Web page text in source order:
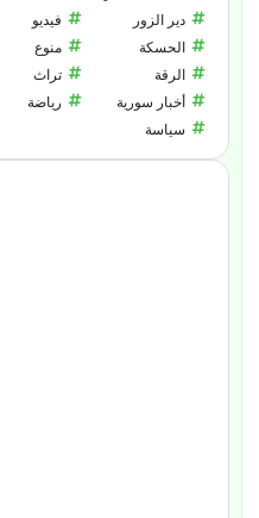
دير الزور
الحسكة
الرقة
أخبار سورية
سياسة
فيديو
منوع
تراث
رياضة